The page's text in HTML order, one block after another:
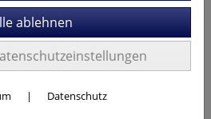
| Datenschutz